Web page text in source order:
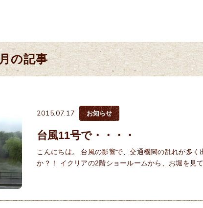
の記事
2015.07.17 お知らせ
台風11号で・・・・
こんにちは。 台風の影響で、交通機関の乱れが多
か？！ イクリアの2階ショールームから、お堀を見